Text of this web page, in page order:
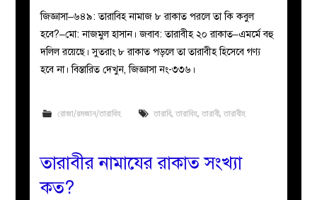
জিজ্ঞাসা–৬৪৯: তারাবিহ নামাজ ৮ রাকাত পরলে তা কি কবুল
হবে?–মো: নাজমুল হাসান। জবাব: তারাবীহ ২০ রাকাত–এমর্মে বহু
দলিল রয়েছে। সুতরাং ৮ রাকাত পড়লে তা তারাবীহ হিসেবে গণ্য
হবে না। বিস্তারিত দেখুন, জিজ্ঞাসা নং-৩৩৬।
রোজা/রমজান/তারাবিহ তারাবি, তারাবিহ, তারাবী, তারাবীহ
তারাবীর নামাযের রাকাত সংখ্যা
কত?